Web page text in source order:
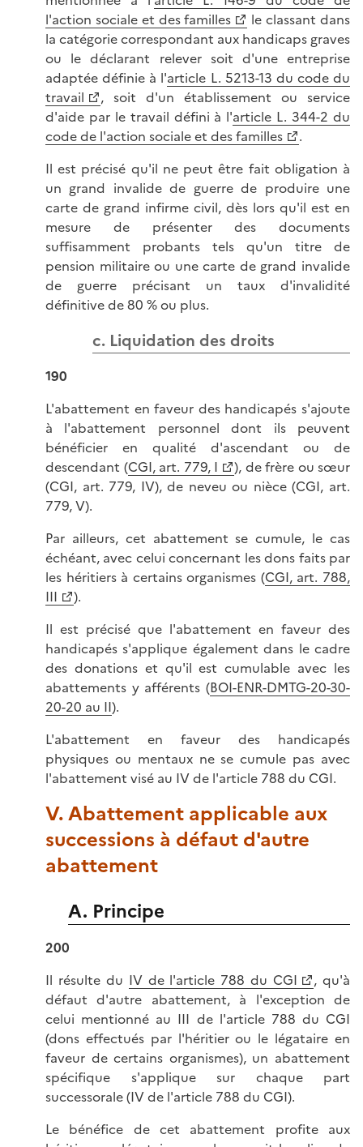
l'action sociale et des familles
le classant dans
la catégorie correspondant aux handicaps graves
ou le déclarant relever soit d'une entreprise
adaptée définie à l'article L. 5213-13 du code du
travail
, soit d'un établissement ou service
d'aide par le travail défini à l'article L. 344-2 du
code de l'action sociale et des familles
.
Il est précisé qu'il ne peut être fait obligation à
un grand invalide de guerre de produire une
carte de grand infirme civil, dès lors qu'il est en
mesure de présenter des documents
suffisamment probants tels qu'un titre de
pension militaire ou une carte de grand invalide
de guerre précisant un taux d'invalidité
définitive de 80 % ou plus.
c. Liquidation des droits
190
L'abattement en faveur des handicapés s'ajoute
à l'abattement personnel dont ils peuvent
bénéficier en qualité d'ascendant ou de
descendant (CGI, art. 779, I
), de frère ou sœur
(CGI, art. 779, IV), de neveu ou nièce (CGI, art.
779, V).
Par ailleurs, cet abattement se cumule, le cas
échéant, avec celui concernant les dons faits par
les héritiers à certains organismes (CGI, art. 788,
III
).
Il est précisé que l'abattement en faveur des
handicapés s'applique également dans le cadre
des donations et qu'il est cumulable avec les
abattements y afférents (BOI-ENR-DMTG-20-30-
20-20 au II).
L'abattement en faveur des handicapés
physiques ou mentaux ne se cumule pas avec
l'abattement visé au IV de l'article 788 du CGI.
V. Abattement applicable aux
successions à défaut d'autre
abattement
A. Principe
200
Il résulte du IV de l'article 788 du CGI
, qu'à
défaut d'autre abattement, à l'exception de
celui mentionné au III de l'article 788 du CGI
(dons effectués par l'héritier ou le légataire en
faveur de certains organismes), un abattement
spécifique s'applique sur chaque part
successorale (IV de l'article 788 du CGI).
Le bénéfice de cet abattement profite aux